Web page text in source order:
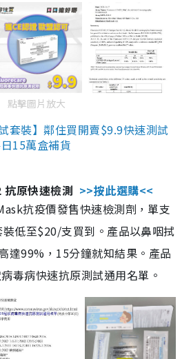
點擊圖片放大
套裝】鄰住買開賣$9.9快速測試
15萬盒補貨
抗原快速檢測 >>按此選購<<
抗疫價發售快速檢測劑，單支
低至$20/支買到。產品以鼻咽拭
達99%，15分鐘就知結果。產品
毒病快速抗原測試通用名單。